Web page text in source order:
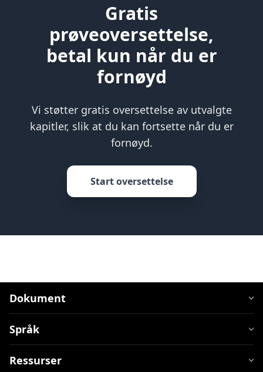
Gratis
prøveoversettelse,
betal kun når du er
fornøyd
Vi støtter gratis oversettelse av utvalgte
kapitler, slik at du kan fortsette når du er
fornøyd.
Start oversettelse
Dokument
Språk
Ressurser